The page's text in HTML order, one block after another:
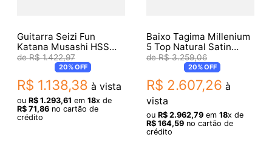
Guitarra Seizi Fun
Katana Musashi HSS
Maple Purple Sparkle
R$ 1.422,97
20%OFF
R$ 1.138,38 à vista
ou R$ 1.293,61 em 18x de
R$ 71,86no cartão de
crédito
Baixo Tagima Millenium
5 Top Natural Satin
Ativo
R$ 3.259,06
20%OFF
R$ 2.607,26 à
vista
ou R$ 2.962,79em 18x de
R$ 164,59no cartão de
crédito